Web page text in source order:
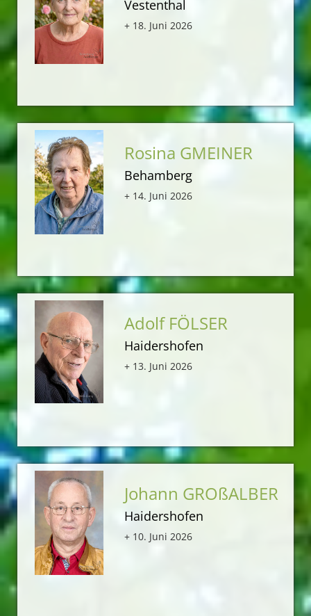
Vestenthal
+ 18. Juni 2026
Rosina GMEINER
Behamberg
+ 14. Juni 2026
Adolf FÖLSER
Haidershofen
+ 13. Juni 2026
Johann GROßALBER
Haidershofen
+ 10. Juni 2026